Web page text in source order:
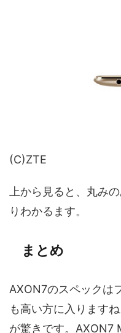
(C)ZTE
上から見ると、丸み
りわかるます。
まとめ
AXON7のスペックは
も高い方に入ります
が驚きです。AXON7